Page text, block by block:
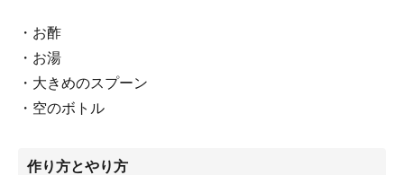
・お酢
・お湯
・大きめのスプーン
・空のボトル
作り方とやり方